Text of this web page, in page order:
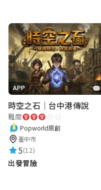
APP
時空之石｜台中港傳說
難度
Popworld原創
臺中市
5(12)
出發冒險